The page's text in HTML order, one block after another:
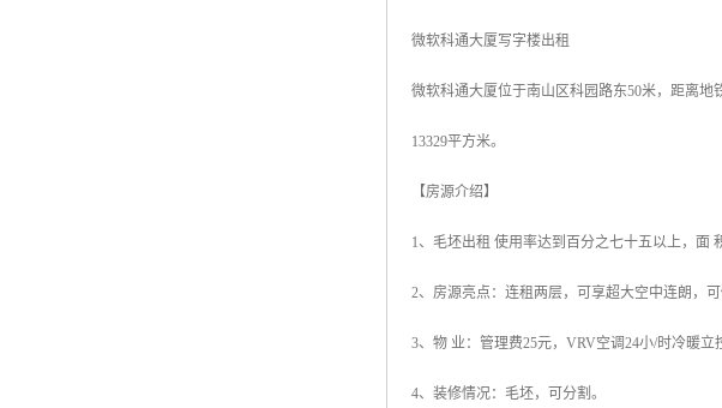
微软科通大厦写字楼出租
微软科通大厦位于南山区科园路东50米，距离地
13329平方米。
【房源介绍】
1、毛坯出租 使用率达到百分之七十五以上，面
2、房源亮点：连租两层，可享超大空中连朗，
3、物 业：管理费25元，VRV空调24小/时冷暖立
4、装修情况：毛坯，可分割。